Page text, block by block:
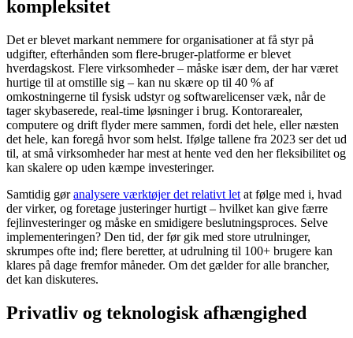
kompleksitet
Det er blevet markant nemmere for organisationer at få styr på
udgifter, efterhånden som flere-bruger-platforme er blevet
hverdagskost. Flere virksomheder – måske især dem, der har været
hurtige til at omstille sig – kan nu skære op til 40 % af
omkostningerne til fysisk udstyr og softwarelicenser væk, når de
tager skybaserede, real-time løsninger i brug. Kontorarealer,
computere og drift flyder mere sammen, fordi det hele, eller næsten
det hele, kan foregå hvor som helst. Ifølge tallene fra 2023 ser det ud
til, at små virksomheder har mest at hente ved den her fleksibilitet og
kan skalere op uden kæmpe investeringer.
Samtidig gøranalysere værktøjer det relativt let at følge med i, hvad
der virker, og foretage justeringer hurtigt – hvilket kan give færre
fejlinvesteringer og måske en smidigere beslutningsproces. Selve
implementeringen? Den tid, der før gik med store utrulninger,
skrumpes ofte ind; flere beretter, at udrulning til 100+ brugere kan
klares på dage fremfor måneder. Om det gælder for alle brancher,
det kan diskuteres.
Privatliv og teknologisk afhængighed